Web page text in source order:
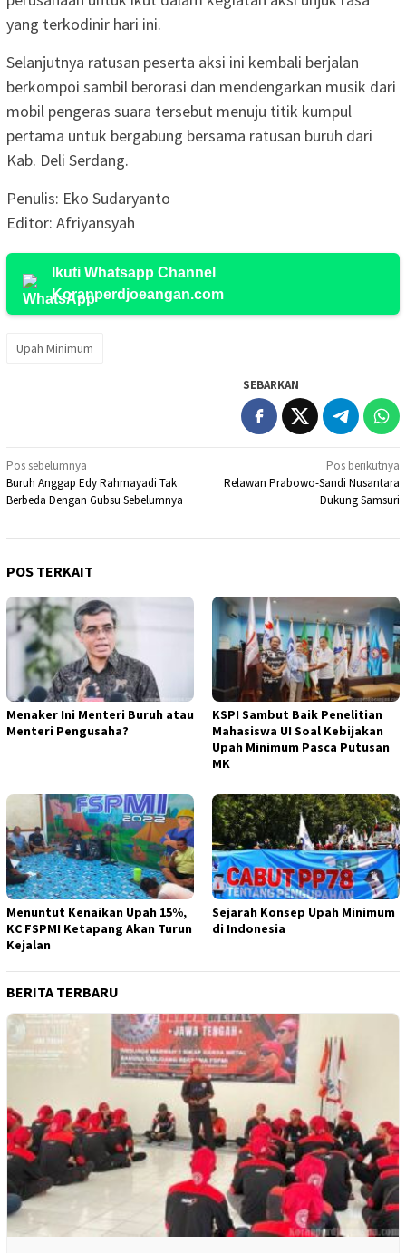
yang terkodinir hari ini.
Selanjutnya ratusan peserta aksi ini kembali berjalan
berkompoi sambil berorasi dan mendengarkan musik dari
mobil pengeras suara tersebut menuju titik kumpul
pertama untuk bergabung bersama ratusan buruh dari
Kab. Deli Serdang.
Penulis: Eko Sudaryanto
Editor: Afriyansyah
Ikuti Whatsapp Channel
Koranperdjoeangan.com
Upah Minimum
SEBARKAN
Navigasi
pos
Pos sebelumnya
Buruh Anggap Edy Rahmayadi Tak
Berbeda Dengan Gubsu Sebelumnya
Pos berikutnya
Relawan Prabowo-Sandi Nusantara
Dukung Samsuri
POS TERKAIT
Menaker Ini Menteri Buruh atau
Menteri Pengusaha?
KSPI Sambut Baik Penelitian
Mahasiswa UI Soal Kebijakan
Upah Minimum Pasca Putusan
MK
Menuntut Kenaikan Upah 15%,
KC FSPMI Ketapang Akan Turun
Kejalan
Sejarah Konsep Upah Minimum
di Indonesia
BERITA TERBARU